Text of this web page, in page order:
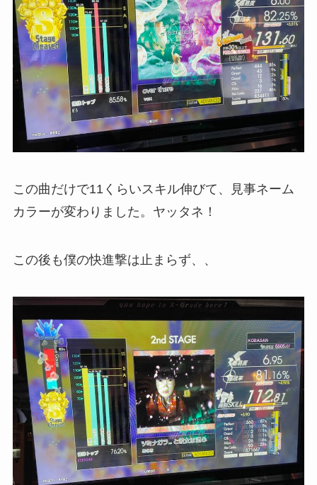
この曲だけで11くらいスキル伸びて、見事ネーム
カラーが変わりました。ヤッタネ！
この後も僕の快進撃は止まらず、、